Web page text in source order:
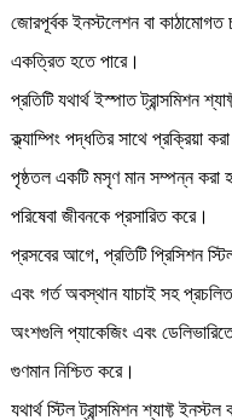
জোরপূর্বক ইনস্টলেশন বা কাঠামোগত
একত্রিত হতে পারে।
প্রতিটি যথার্থ ইস্পাত ট্রান্সমিশন
ক্ল্যাম্পিং পদ্ধতির সাথে প্রক্রিয়া
পৃষ্ঠতল একটি মসৃণ মান সম্পন্ন করা
পরিষেবা জীবনকে প্রসারিত করে।
প্রসবের আগে, প্রতিটি প্রিসিশন স্টিল
এবং গর্ত অবস্থান যাচাই সহ
অংশগুলি প্যাকেজিং এবং
গুণমান নিশ্চিত করে।
যথার্থ স্টিল ট্রান্সমিশন শ্যাফ্ট